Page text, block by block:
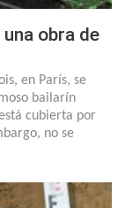
obra de
en París, se
bailarín
cubierta por
no se